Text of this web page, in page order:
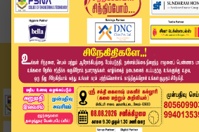
Home
அண்மை
அதிமுக எம்எல்ஏ சுதர்சனம் கொலை